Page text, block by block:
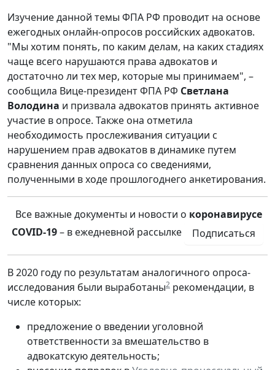
Изучение данной темы ФПА РФ проводит на основе
ежегодных онлайн-опросов российских адвокатов.
"Мы хотим понять, по каким делам, на каких стадиях
чаще всего нарушаются права адвокатов и
достаточно ли тех мер, которые мы принимаем", –
сообщила Вице-президент ФПА РФ Светлана
Володина и призвала адвокатов принять активное
участие в опросе. Также она отметила
необходимость прослеживания ситуации с
нарушением прав адвокатов в динамике путем
сравнения данных опроса со сведениями,
полученными в ходе прошлогоднего анкетирования.
Все важные документы и новости о коронавирусе
COVID-19– в ежедневной рассылке Подписаться
В 2020 году по результатам аналогичного опроса-
исследования были выработаны2 рекомендации, в
числе которых:
предложение о введении уголовной
ответственности за вмешательство в
адвокатскую деятельность;